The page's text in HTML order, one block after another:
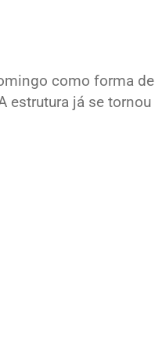
como forma de
estrutura já se tornou